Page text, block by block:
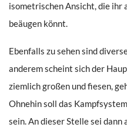
isometrischen Ansicht, die ihr
beäugen könnt.
Ebenfalls zu sehen sind
anderem scheint sich der
ziemlich großen und fiesen,
Ohnehin soll das
sein. An dieser Stelle sei dann